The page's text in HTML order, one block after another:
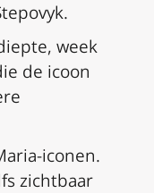
week
de icoon
iconen.
zichtbaar